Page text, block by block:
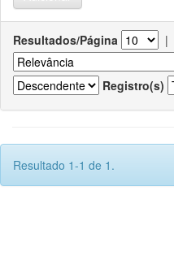
Resultados/Página |
Registro(s)
Resultado 1-1 de 1.